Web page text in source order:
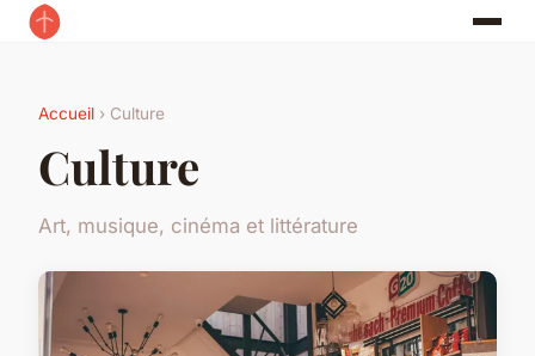
Accueil › Culture
Culture
Art, musique, cinéma et littérature